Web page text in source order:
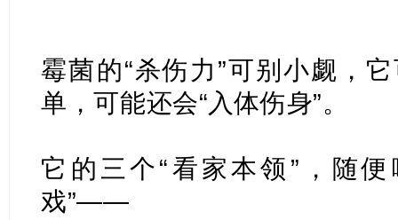
霉菌的“杀伤力”可别小觑，
单，可能还会“入体伤身”。
它的三个“看家本领”，随
戏”——